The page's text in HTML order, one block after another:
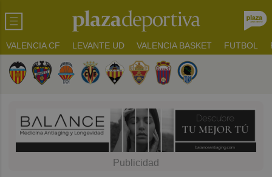
VALENCIA CF LEVANTE UD VALENCIA BASKET FUTBOL